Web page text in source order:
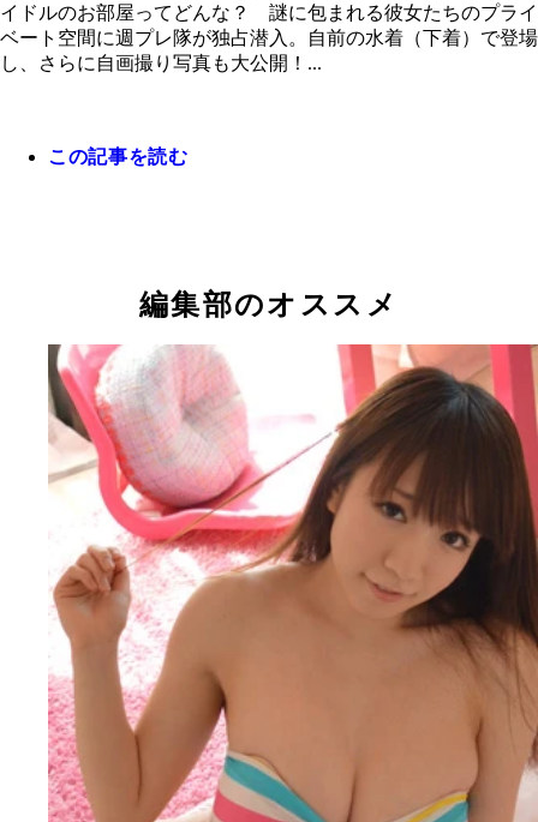
イドルのお部屋ってどんな？ 謎に包まれる彼女たちのプライ
ベート空間に週プレ隊が独占潜入。自前の水着（下着）で登場
し、さらに自画撮り写真も大公開！...
この記事を読む
編集部のオススメ